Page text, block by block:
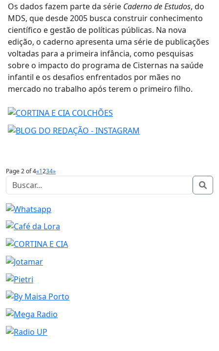
Os dados fazem parte da série Caderno de Estudos, do
MDS, que desde 2005 busca construir conhecimento
científico e gestão de políticas públicas. Na nova
edição, o caderno apresenta uma série de publicações
voltadas para a primeira infância, como pesquisas
sobre o impacto do programa de Cisternas na saúde
infantil e os desafios enfrentados por mães no
mercado no trabalho após terem o primeiro filho.
Page 2 of 4«1234»